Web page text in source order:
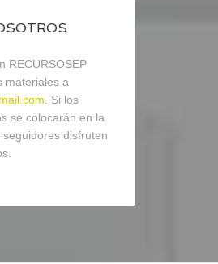
RECURSOSEP
materiales a
. Si los
se colocarán en la
disfruten